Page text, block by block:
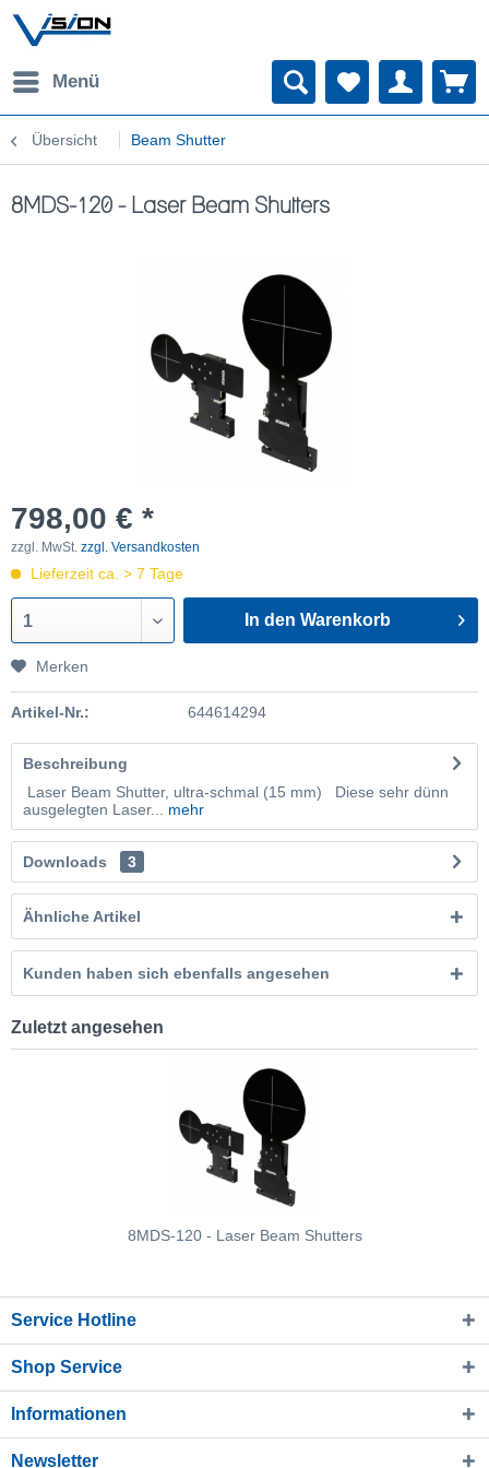
Menü
Übersicht Beam Shutter
8MDS-120 - Laser Beam Shutters
798,00 € *
zzgl. MwSt. zzgl. Versandkosten
Lieferzeit ca. > 7 Tage
1 In den Warenkorb
Merken
Artikel-Nr.: 644614294
Beschreibung
Laser Beam Shutter, ultra-schmal (15 mm) Diese sehr dünn
ausgelegten Laser...
mehr
Downloads 3
Ähnliche Artikel
Kunden haben sich ebenfalls angesehen
Zuletzt angesehen
8MDS-120 - Laser Beam Shutters
Service Hotline
Shop Service
Informationen
Newsletter